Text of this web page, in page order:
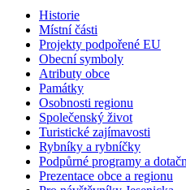
Historie
Místní části
Projekty podpořené EU
Obecní symboly
Atributy obce
Památky
Osobnosti regionu
Společenský život
Turistické zajímavosti
Rybníky a rybníčky
Podpůrné programy a
Prezentace obce a regionu